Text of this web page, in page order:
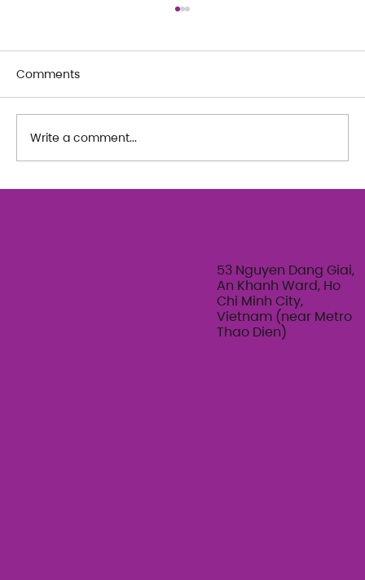
Comments
Write a comment...
53 Nguyen Dang Giai,
An Khanh Ward, Ho
Chi Minh City,
Vietnam (near Metro
Thao Dien)